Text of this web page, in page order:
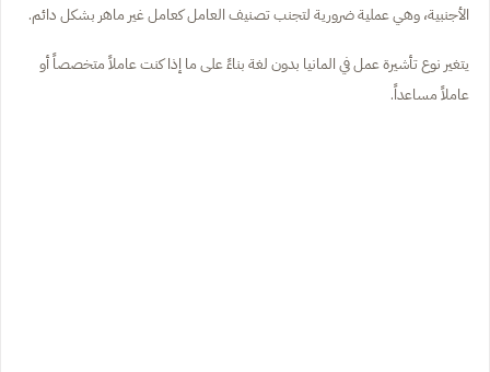
الأجنبية، وهي عملية ضرورية لتجنب تصنيف العامل كعامل غير ماهر بشكل دائم.
يتغير نوع تأشيرة عمل في المانيا بدون لغة بناءً على ما إذا كنت عاملاً متخصصاً أو
عاملاً مساعداً.